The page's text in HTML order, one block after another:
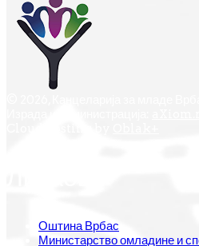
Оштина Врбас
Министарство омладине и